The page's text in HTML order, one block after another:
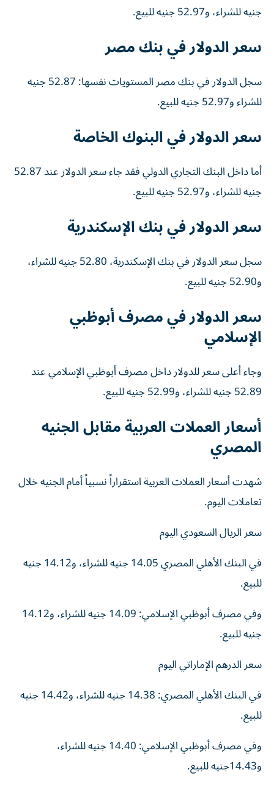
جنيه للشراء، و52.97 جنيه للبيع.
سعر الدولار في بنك مصر
سجل الدولار في بنك مصر المستويات نفسها: 52.87 جنيه
للشراء و52.97 جنيه للبيع.
سعر الدولار في البنوك الخاصة
أما داخل البنك التجاري الدولي فقد جاء سعر الدولار عند 52.87
جنيه للشراء، و52.97 جنيه للبيع.
سعر الدولار في بنك الإسكندرية
سجل سعر الدولار في بنك الإسكندرية، 52.80 جنيه للشراء،
و52.90 جنيه للبيع.
سعر الدولار في مصرف أبوظبي
الإسلامي
وجاء أعلى سعر للدولار داخل مصرف أبوظبي الإسلامي عند
52.89 جنيه للشراء، و52.99 جنيه للبيع.
أسعار العملات العربية مقابل الجنيه
المصري
شهدت أسعار العملات العربية استقراراً نسبياً أمام الجنيه خلال
تعاملات اليوم.
سعر الريال السعودي اليوم
في البنك الأهلي المصري 14.05 جنيه للشراء، و14.12 جنيه
للبيع.
وفي مصرف أبوظبي الإسلامي: 14.09 جنيه للشراء، و14.12
جنيه للبيع.
سعر الدرهم الإماراتي اليوم
في البنك الأهلي المصري: 14.38 جنيه للشراء، و14.42 جنيه
للبيع.
وفي مصرف أبوظبي الإسلامي: 14.40 جنيه للشراء،
و14.43جنيه للبيع.